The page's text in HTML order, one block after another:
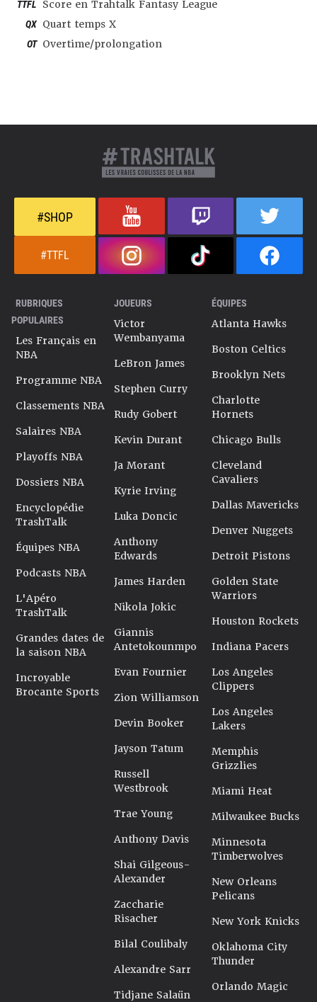
TTFL Score en Trahtalk Fantasy League
QX Quart temps X
OT Overtime/prolongation
#SHOP
#TTFL
RUBRIQUES
POPULAIRES
Les Français en
NBA
Programme NBA
Classements NBA
Salaires NBA
Playoffs NBA
Dossiers NBA
Encyclopédie
TrashTalk
Équipes NBA
Podcasts NBA
L'Apéro
TrashTalk
Grandes dates de
la saison NBA
Incroyable
Brocante Sports
JOUEURS
Victor
Wembanyama
LeBron James
Stephen Curry
Rudy Gobert
Kevin Durant
Ja Morant
Kyrie Irving
Luka Doncic
Anthony
Edwards
James Harden
Nikola Jokic
Giannis
Antetokounmpo
Evan Fournier
Zion Williamson
Devin Booker
Jayson Tatum
Russell
Westbrook
Trae Young
Anthony Davis
Shai Gilgeous-
Alexander
Zaccharie
Risacher
Bilal Coulibaly
Alexandre Sarr
Tidjane Salaün
ÉQUIPES
Atlanta Hawks
Boston Celtics
Brooklyn Nets
Charlotte
Hornets
Chicago Bulls
Cleveland
Cavaliers
Dallas Mavericks
Denver Nuggets
Detroit Pistons
Golden State
Warriors
Houston Rockets
Indiana Pacers
Los Angeles
Clippers
Los Angeles
Lakers
Memphis
Grizzlies
Miami Heat
Milwaukee Bucks
Minnesota
Timberwolves
New Orleans
Pelicans
New York Knicks
Oklahoma City
Thunder
Orlando Magic